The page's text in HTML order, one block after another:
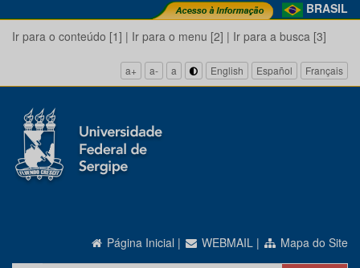
BRASIL
Ir para o conteúdo [1] | Ir para o menu [2] | Ir para a busca [3]
a+ a- a English Español Français
Página Inicial | WEBMAIL | Mapa do Site